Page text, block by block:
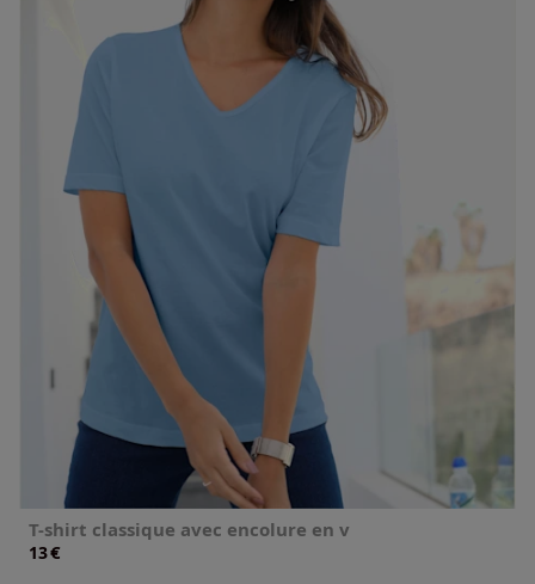
T-shirt classique avec encolure en v
13€